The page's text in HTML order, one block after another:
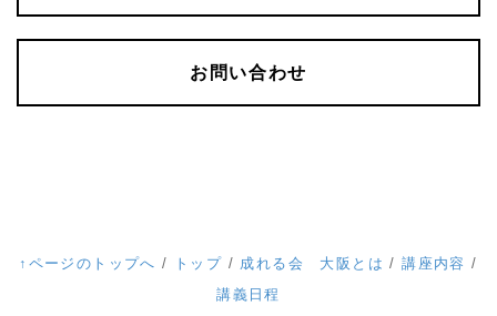
お問い合わせ
↑ページのトップへ / トップ / 成れる会 大阪とは /講座内容 /
講義日程